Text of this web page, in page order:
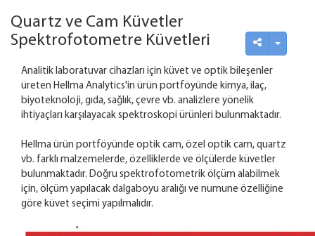
Quartz ve Cam Küvetler
Spektrofotometre Küvetleri
Analitik laboratuvar cihazları için küvet ve optik bileşenler
üreten Hellma Analytics'in ürün portföyünde kimya, ilaç,
biyoteknoloji, gıda, sağlık, çevre vb. analizlere yönelik
ihtiyaçları karşılayacak spektroskopi ürünleri bulunmaktadır.
Hellma ürün portföyünde optik cam, özel optik cam, quartz
vb. farklı malzemelerde, özelliklerde ve ölçülerde küvetler
bulunmaktadır. Doğru spektrofotometrik ölçüm alabilmek
için, ölçüm yapılacak dalgaboyu aralığı ve numune özelliğine
göre küvet seçimi yapılmalıdır.